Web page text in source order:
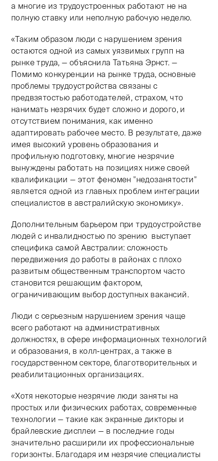
а многие из трудоустроенных работают не на
полную ставку или неполную рабочую неделю.
«Таким образом люди с нарушением зрения
остаются одной из самых уязвимых групп на
рынке труда, — объяснила Татьяна Эрнст. —
Помимо конкуренции на рынке труда, основные
проблемы трудоустройства связаны с
предвзятостью работодателей, страхом, что
нанимать незрячих будет сложно и дорого, и
отсутствием понимания, как именно
адаптировать рабочее место. В результате, даже
имея высокий уровень образования и
профильную подготовку, многие незрячие
вынуждены работать на позициях ниже своей
квалификации — этот феномен "недозанятости"
является одной из главных проблем интеграции
специалистов в австралийскую экономику».
Дополнительным барьером при трудоустройстве
людей с инвалидностью по зрению выступает
специфика самой Австралии: сложность
передвижения до работы в районах с плохо
развитым общественным транспортом часто
становится решающим фактором,
ограничивающим выбор доступных вакансий.
Люди с серьезным нарушением зрения чаще
всего работают на административных
должностях, в сфере информационных технологий
и образования, в колл-центрах, а также в
государственном секторе, благотворительных и
реабилитационных организациях.
«Хотя некоторые незрячие люди заняты на
простых или физических работах, современные
технологии — такие как экранные дикторы и
брайлевские дисплеи — в последние годы
значительно расширили их профессиональные
горизонты. Благодаря им незрячие специалисты